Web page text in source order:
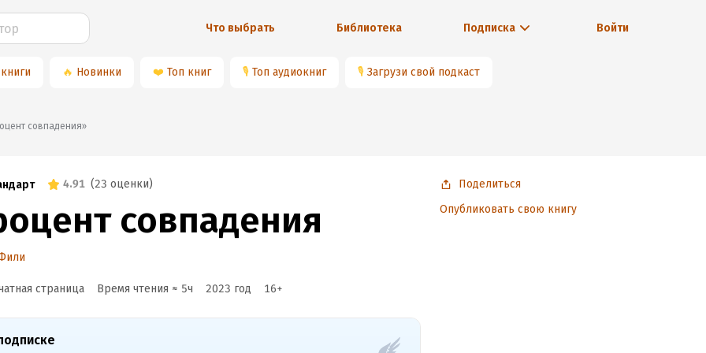
Что выбрать Библиотека Подписка Войти
🔥 Новинки ❤️ Топ книг 🎙 Топ аудиокниг 🎙 Загрузи свой подкаст
совпадения»
4.91 (23 оценки)
совпадения
страница Время чтения ≈ 5ч 2023 год 16+
Поделиться
Опубликовать свою книгу